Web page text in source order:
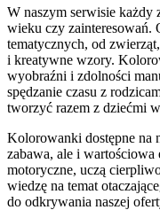
W naszym serwisie każdy
wieku czy zainteresowań.
tematycznych, od
i kreatywne wzory.
wyobraźni i zdolności
spędzanie czasu z
tworzyć razem z dziećmi
Kolorowanki dostępne na
zabawa, ale i wartościowa
motoryczne, uczą
wiedzę na temat
do odkrywania naszej